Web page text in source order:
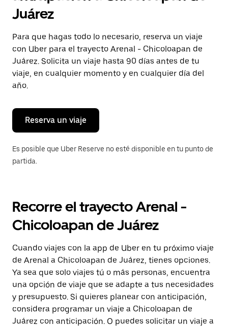
selecciona
una
Presiona
la
tecla Esc
para
cerrar
el
calendario.
Juárez
Para que hagas todo lo necesario, reserva un viaje
con Uber para el trayecto Arenal - Chicoloapan de
Juárez. Solicita un viaje hasta 90 días antes de tu
viaje, en cualquier momento y en cualquier día del
año.
Reserva un viaje
Es posible que Uber Reserve no esté disponible en tu punto de
partida.
Recorre el trayecto Arenal -
Chicoloapan de Juárez
Cuando viajes con la app de Uber en tu próximo viaje
de Arenal a Chicoloapan de Juárez, tienes opciones.
Ya sea que solo viajes tú o más personas, encuentra
una opción de viaje que se adapte a tus necesidades
y presupuesto. Si quieres planear con anticipación,
considera programar un viaje a Chicoloapan de
Juárez con anticipación. O puedes solicitar un viaje a